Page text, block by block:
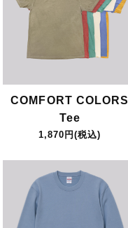
COMFORT COLORS
Tee
1,870円(税込)